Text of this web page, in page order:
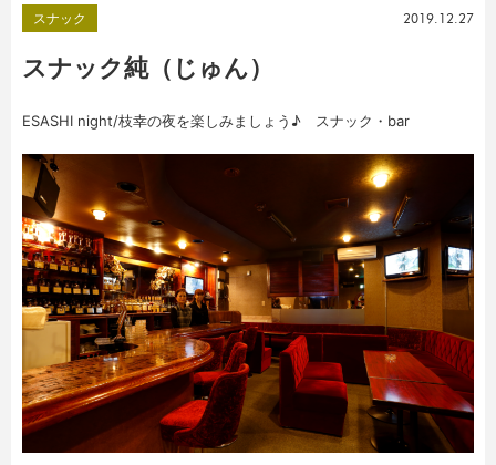
スナック 2019.12.27
スナック純（じゅん）
ESASHI night/枝幸の夜を楽しみましょう♪ スナック・bar